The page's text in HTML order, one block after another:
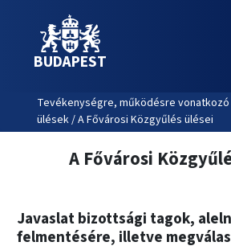
BUDAPEST
Tevékenységre, működésre
ülések / A Fővárosi Közgyűlés ülései
A Fővárosi
Javaslat bizottsági tagok,
felmentésére, illetve